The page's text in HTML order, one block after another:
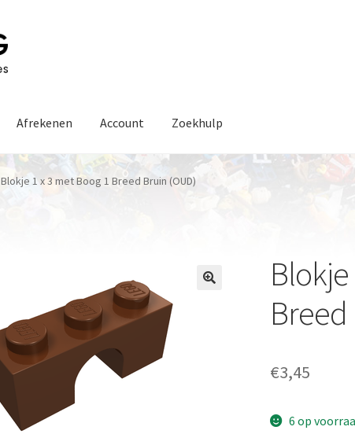
Afrekenen Account Zoekhulp
Blokje 1 x 3 met Boog 1 Breed Bruin (OUD)
Breed
€3,45
6 op